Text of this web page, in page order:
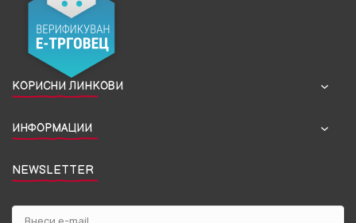
КОРИСНИ ЛИНКОВИ
ИНФОРМАЦИИ
NEWSLETTER